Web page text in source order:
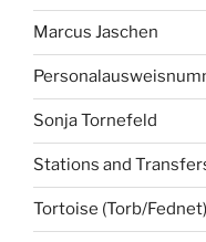
Marcus Jaschen
Sonja Tornefeld
Stations and
Tortoise (Torb/Fednet)